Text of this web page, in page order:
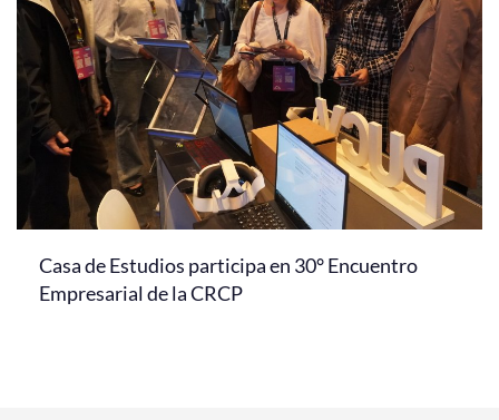
Casa de Estudios participa en 30° Encuentro
Empresarial de la CRCP